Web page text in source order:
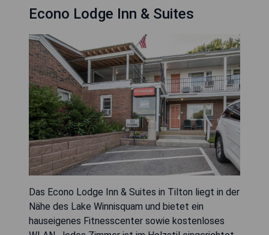
Econo Lodge Inn & Suites
Das Econo Lodge Inn & Suites in Tilton liegt in der
Nähe des Lake Winnisquam und bietet ein
hauseigenes Fitnesscenter sowie kostenloses